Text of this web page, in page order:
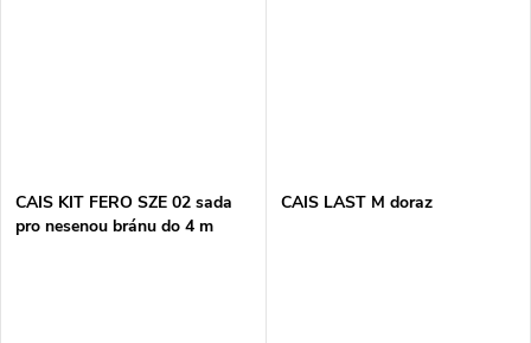
CAIS KIT FERO SZE 02 sada
pro nesenou bránu do 4 m
CAIS LAST M doraz